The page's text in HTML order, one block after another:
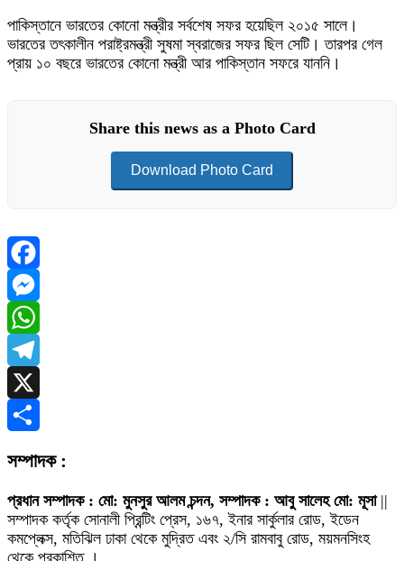
পাকিস্তানে ভারতের কোনো মন্ত্রীর সর্বশেষ সফর হয়েছিল ২০১৫ সালে।
ভারতের তৎকালীন পরাষ্ট্রমন্ত্রী সুষমা স্বরাজের সফর ছিল সেটি। তারপর গেল
প্রায় ১০ বছরে ভারতের কোনো মন্ত্রী আর পাকিস্তান সফরে যাননি।
Share this news as a Photo Card
Download Photo Card
Facebook
Messenger
WhatsApp
Telegram
X
সম্পাদক :
প্রধান সম্পাদক : মো: মুনসুর আলম চন্দন, সম্পাদক : আবু সালেহ মো: মূসা||
সম্পাদক কর্তৃক সোনালী প্রিন্টিং প্রেস, ১৬৭, ইনার সার্কুলার রোড, ইডেন
কমপ্লেক্স, মতিঝিল ঢাকা থেকে মুদ্রিত এবং ২/সি রামবাবু রোড, ময়মনসিংহ
থেকে প্রকাশিত ।